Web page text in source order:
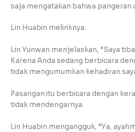
saja mengatakan bahwa pangeran
Lin Huabin meliriknya.
Lin Yunwan menjelaskan, “Saya
Karena Anda sedang berbicara
tidak mengumumkan kehadiran
Pasangan itu berbicara dengan
tidak mendengarnya.
Lin Huabin mengangguk, “Ya,